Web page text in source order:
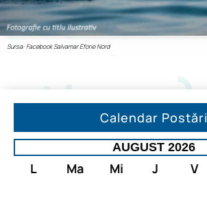
Sursa: Facebook Salvamar Eforie Nord
Calendar Postări
AUGUST 2026
L Ma Mi J V